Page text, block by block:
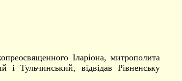
Іларіона, митрополита
і Тульчинський, відвідав Рівненську